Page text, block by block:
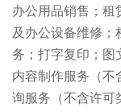
办公用品销售；租
及办公设备维修；
务；打字复印；图
内容制作服务（不
询服务（不含许可